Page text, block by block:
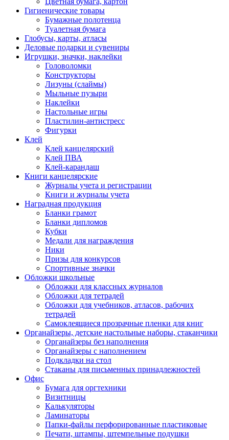
Гигиенические товары
Бумажные полотенца
Туалетная бумага
Глобусы, карты, атласы
Деловые подарки и сувениры
Игрушки, значки, наклейки
Головоломки
Конструкторы
Лизуны (слаймы)
Мыльные пузыри
Наклейки
Настольные игры
Пластилин-антистресс
Фигурки
Клей
Клей канцелярский
Клей ПВА
Клей-карандаш
Книги канцелярские
Журналы учета и регистрации
Книги и журналы учета
Наградная продукция
Бланки грамот
Бланки дипломов
Кубки
Медали для награждения
Ники
Призы для конкурсов
Спортивные значки
Обложки школьные
Обложки для классных журналов
Обложки для тетрадей
Обложки для учебников, атласов, рабочих
тетрадей
Самоклеящиеся прозрачные пленки для книг
Органайзеры, детские настольные наборы, стаканчики
Органайзеры без наполнения
Органайзеры с наполнением
Подкладки на стол
Стаканы для письменных принадлежностей
Офис
Бумага для оргтехники
Визитницы
Калькуляторы
Ламинаторы
Папки-файлы перфорированные пластиковые
Печати, штампы, штемпельные подушки